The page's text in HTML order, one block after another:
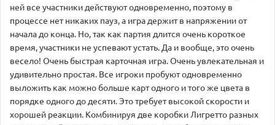
ней все участники действуют одновременно, поэтому в
процессе нет никаких пауз, а игра держит в напряжении от
начала до конца. Но, так как партия длится очень короткое
время, участники не успевают устать. Да и вообще, это очень
весело! Очень быстрая карточная игра. Очень увлекательная и
удивительно простая. Все игроки пробуют одновременно
выложить как можно больше карт одного и того же цвета в
порядке одного до десяти. Это требует высокой скорости и
хорошей реакции. Комбинируя две коробки Лигретто разных